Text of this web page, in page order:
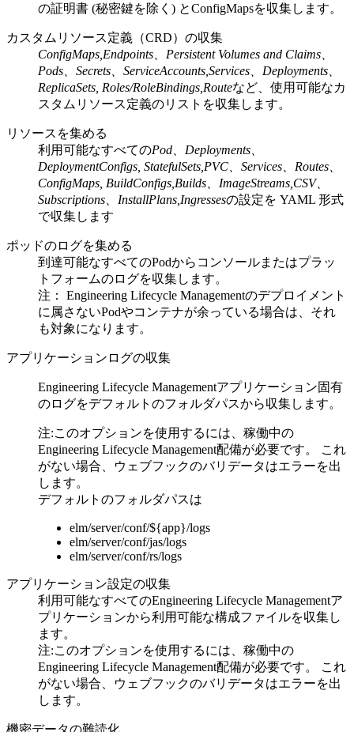
の証明書 (秘密鍵を除く) とConfigMapsを収集します。
カスタムリソース定義（CRD）の収集
ConfigMaps,Endpoints、Persistent Volumes and Claims、
Pods、Secrets、ServiceAccounts,Services、Deployments、
ReplicaSets, Roles/RoleBindings,Routeなど、使用可能なカ
スタムリソース定義のリストを収集します。
リソースを集める
利用可能なすべてのPod、Deployments、
DeploymentConfigs, StatefulSets,PVC、Services、Routes、
ConfigMaps, BuildConfigs,Builds、ImageStreams,CSV、
Subscriptions、InstallPlans,Ingressesの設定を YAML 形式
で収集します
ポッドのログを集める
到達可能なすべてのPodからコンソールまたはプラッ
トフォームのログを収集します。
注：
Engineering Lifecycle Managementのデプロイメント
に属さないPodやコンテナが余っている場合は、それ
も対象になります。
アプリケーションログの収集
Engineering Lifecycle Managementアプリケーション固有
のログをデフォルトのフォルダパスから収集します。
注:このオプションを使用するには、稼働中の
Engineering Lifecycle Management配備が必要です。 これ
がない場合、ウェブフックのバリデータはエラーを出
します。
デフォルトのフォルダパスは
elm/server/conf/${app}/logs
elm/server/conf/jas/logs
elm/server/conf/rs/logs
アプリケーション設定の収集
利用可能なすべてのEngineering Lifecycle Managementア
プリケーションから利用可能な構成ファイルを収集し
ます。
注:このオプションを使用するには、稼働中の
Engineering Lifecycle Management配備が必要です。 これ
がない場合、ウェブフックのバリデータはエラーを出
します。
機密データの難読化